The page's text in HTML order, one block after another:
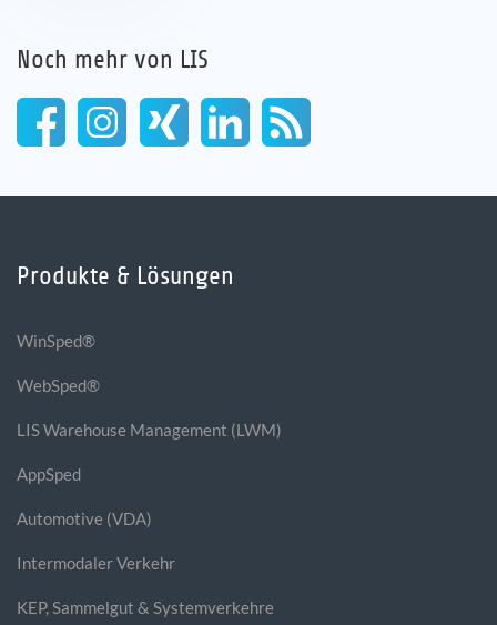
Noch mehr von LIS
Produkte & Lösungen
WinSped®
WebSped®
LIS Warehouse Management (LWM)
AppSped
Automotive (VDA)
Intermodaler Verkehr
KEP, Sammelgut & Systemverkehre